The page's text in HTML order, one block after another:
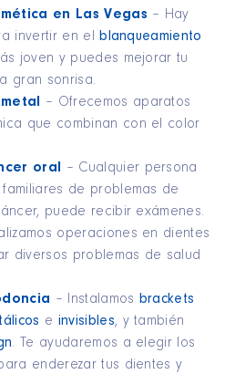
en Las Vegas – Hay
invertir en elblanqueamiento
joven y puedes mejorar tu
gran sonrisa.
– Ofrecemos aparatos
que combinan con el color
oral – Cualquier persona
de problemas de
puede recibir exámenes.
operaciones en dientes
diversos problemas de salud
– Instalamos brackets
e invisibles, y también
. Te ayudaremos a elegir los
enderezar tus dientes y